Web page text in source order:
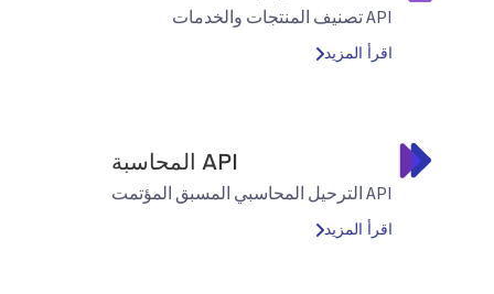
API تصنيف المنتجات والخدمات
اقرأ المزيد
API المحاسبة
API الترحيل المحاسبي المسبق المؤتمت
اقرأ المزيد